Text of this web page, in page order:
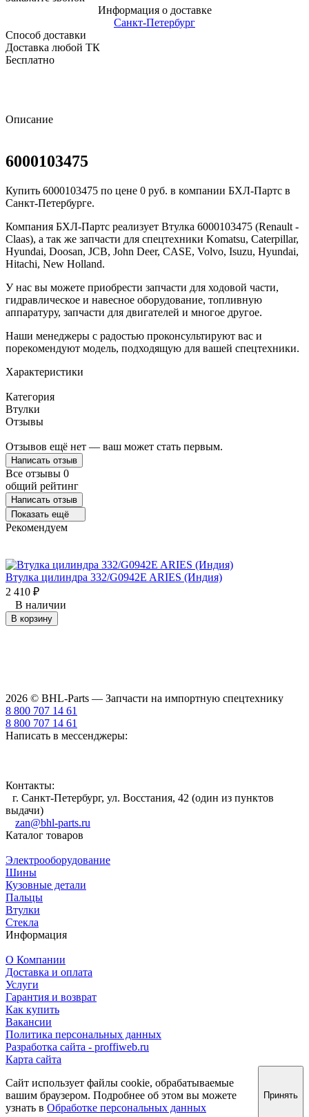
Информация о доставке
Санкт-Петербург
Способ доставки
Доставка любой ТК
Бесплатно
Описание
6000103475
Купить 6000103475 по цене 0 руб. в компании БХЛ-Партс в
Санкт-Петербурге.
Компания БХЛ-Партс реализует Втулка 6000103475 (Renault -
Claas), а так же запчасти для спецтехники Komatsu, Caterpillar,
Hyundai, Doosan, JCB, John Deer, CASE, Volvo, Isuzu, Hyundai,
Hitachi, New Holland.
У нас вы можете приобрести запчасти для ходовой части,
гидравлическое и навесное оборудование, топливную
аппаратуру, запчасти для двигателей и многое другое.
Наши менеджеры с радостью проконсультируют вас и
порекомендуют модель, подходящую для вашей спецтехники.
Характеристики
Категория
Втулки
Отзывы
Отзывов ещё нет — ваш может стать первым.
Написать отзыв
Все отзывы 0
общий рейтинг
Написать отзыв
Показать ещё
Рекомендуем
Втулка цилиндра 332/G0942E ARIES (Индия)
2 410 ₽
В наличии
В корзину
2026 © BHL-Parts — Запчасти на импортную спецтехнику
8 800 707 14 61
8 800 707 14 61
Написать в мессенджеры:
Контакты:
г. Санкт-Петербург, ул. Восстания, 42 (один из пунктов
выдачи)
zan@bhl-parts.ru
Каталог товаров
Электрооборудование
Шины
Кузовные детали
Пальцы
Втулки
Стекла
Информация
О Компании
Доставка и оплата
Услуги
Гарантия и возврат
Как купить
Вакансии
Политика персональных данных
Разработка сайта - proffiweb.ru
Карта сайта
Сайт использует файлы cookie, обрабатываемые
вашим браузером. Подробнее об этом вы можете
узнать в Обработке персональных данных
Принять